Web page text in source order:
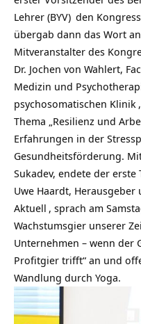
Lehrer (BYV) den
übergab dann das Wort
Mitveranstalter des
Dr. Jochen von Wahlert,
Medizin und
psychosomatischen Klinik
Thema „Resilienz und
Erfahrungen in der
Gesundheitsförderung.
Sukadev, endete der erste
Uwe Haardt,
Aktuell , sprach am
Wachstumsgier unserer
Unternehmen – wenn der
Profitgier trifft“ an und
Wandlung durch Yoga.